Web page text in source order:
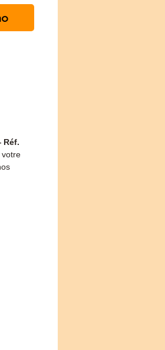
Réf.
votre